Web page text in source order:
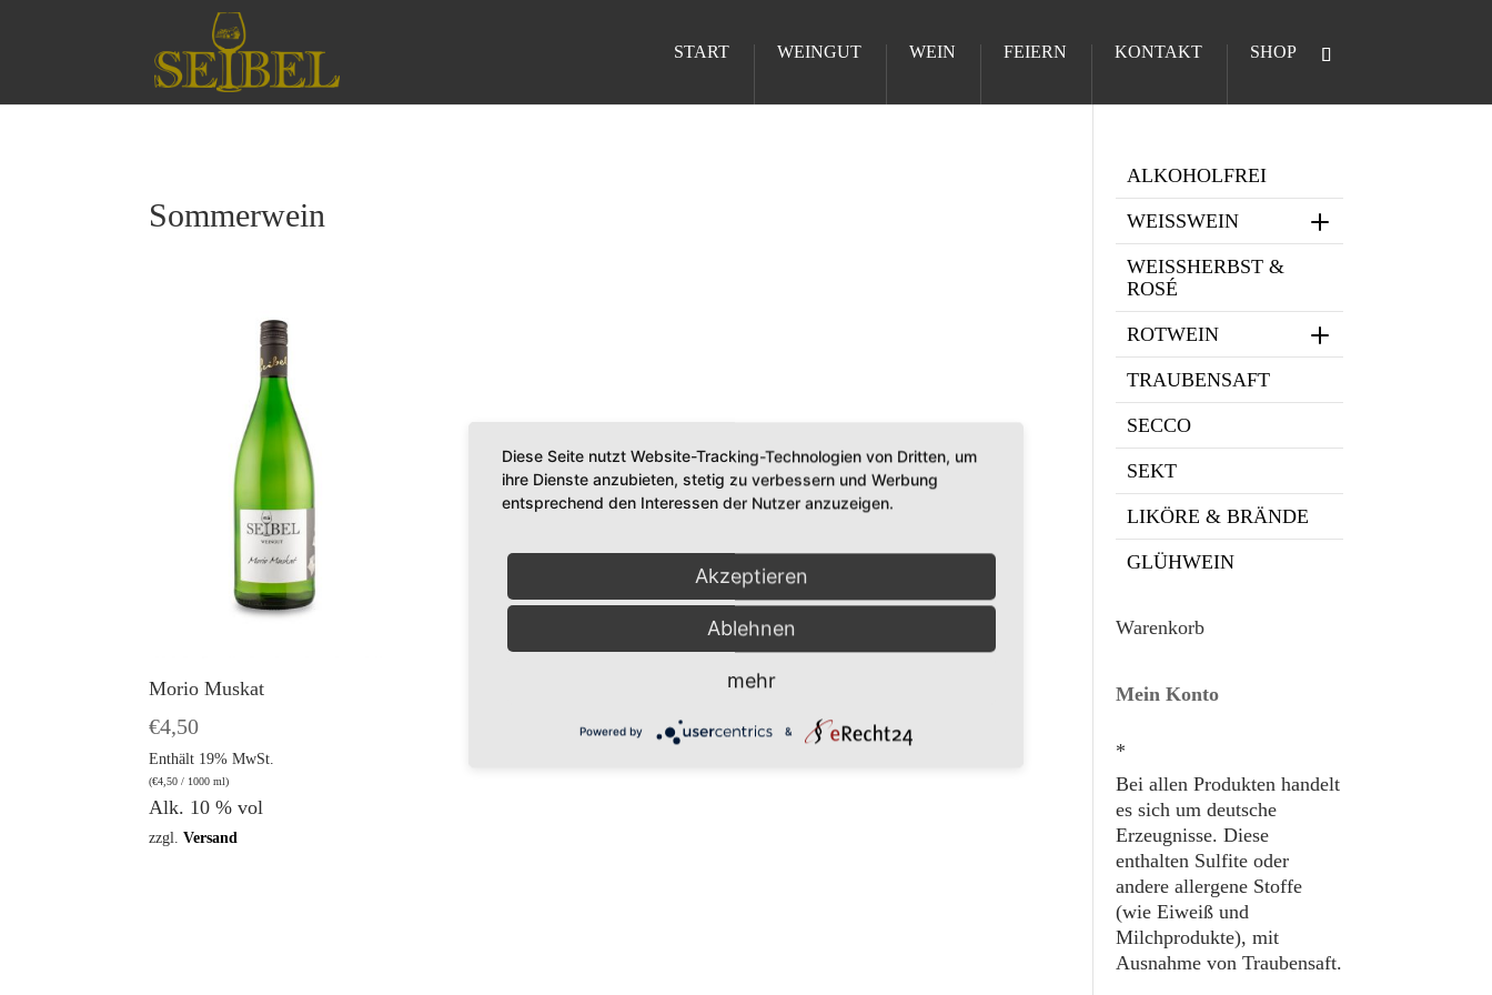
START WEINGUT WEIN FEIERN KONTAKT SHOP
Sommerwein
Morio Muskat
€4,50
Enthält 19% MwSt.
(€4,50 / 1000 ml)
Alk. 10 % vol
zzgl.Versand
ALKOHOLFREI
WEISSWEIN
WEISSHERBST & R
OSÉ
ROTWEIN
TRAUBENSAFT
SECCO
SEKT
LIKÖRE & BRÄNDE
GLÜHWEIN
Warenkorb
Mein Konto
*
Bei allen Produkten handelt
es sich um deutsche
Erzeugnisse. Diese
enthalten Sulfite oder
andere allergene Stoffe
(wie Eiweiß und
Milchprodukte), mit
Ausnahme von Traubensaft.
Diese Seite nutzt Website-Tracking-Technologien von Dritten, um
ihre Dienste anzubieten, stetig zu verbessern und Werbung
entsprechend den Interessen der Nutzer anzuzeigen.
Akzeptieren
Ablehnen
mehr
Powered by &